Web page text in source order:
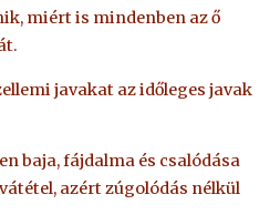
miért is mindenben az ő
javakat az időleges javak
baja, fájdalma és csalódása
azért zúgolódás nélkül